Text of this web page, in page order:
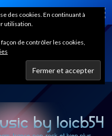
des cookies. En continuant à
utilisation.
de contrôler les cookies,